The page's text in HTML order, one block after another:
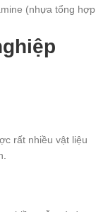
(nhựa tổng hợp
rất nhiều vật liệu